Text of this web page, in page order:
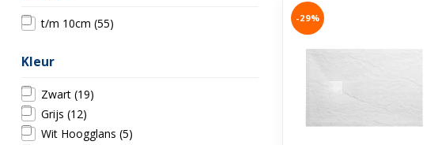
t/m 10cm (55)
Kleur
Zwart (19)
Grijs (12)
Wit Hoogglans (5)
-29%